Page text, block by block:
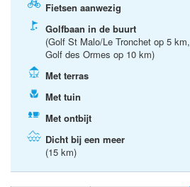
Fietsen aanwezig
Golfbaan in de buurt
(Golf St Malo/Le Tronchet op 5 km,
Golf des Ormes op 10 km)
Met terras
Met tuin
Met ontbijt
Dicht bij een meer
(15 km)